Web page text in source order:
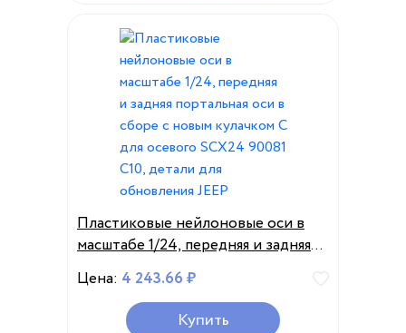
Пластиковые нейлоновые оси в
масштабе 1/24, передняя и задняя
портальная оси в сборе с новым
кулачком C для осевого SCX24
90081 C10, детали для обновления
Цена: 4 243.66 ₽
Купить